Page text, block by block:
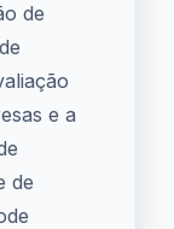
de
e a
de